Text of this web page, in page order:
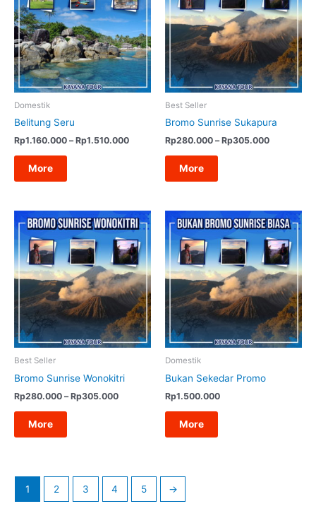
Domestik
Belitung Seru
Rp1.160.000 – Rp1.510.000Rentang
Rp1.160.000
Rp1.510.000
More
Best Seller
Bromo Sunrise Sukapura
Rp280.000 – Rp305.000Rentang
More
Best Seller
Bromo Sunrise Wonokitri
Rp280.000 – Rp305.000Rentang
Rp305.000
More
Domestik
Bukan Sekedar Promo
Rp1.500.000
More
1 2 3 4 5 →